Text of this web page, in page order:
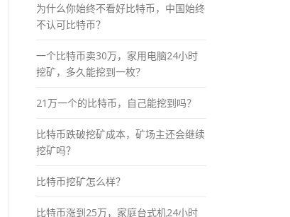
为什么你始终不看好比特币，中国始终
不认可比特币？
一个比特币卖30万，家用电脑24小时
挖矿，多久能挖到一枚？
21万一个的比特币，自己能挖到吗？
比特币跌破挖矿成本，矿场主还会继续
挖矿吗？
比特币挖矿怎么样？
比特币涨到25万，家庭台式机24小时